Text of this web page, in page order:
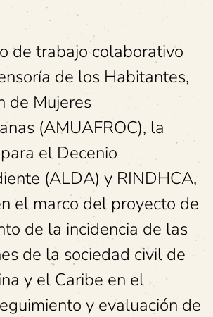
de trabajo colaborativo
de los Habitantes,
de Mujeres
(AMUAFROC), la
el Decenio
(ALDA) y RINDHCA,
el marco del proyecto de
de la incidencia de las
de la sociedad civil de
y el Caribe en el
y evaluación de